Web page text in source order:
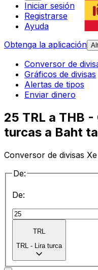
Iniciar sesión
Registrarse
Ayuda
Obtenga la aplicación
Conversor de
Gráficos de divisas
Alertas de tipos
Enviar dinero
25 TRL a THB
turcas a Baht
Conversor de divisas Xe
De:
De:
TRL
TRL - Lira turca